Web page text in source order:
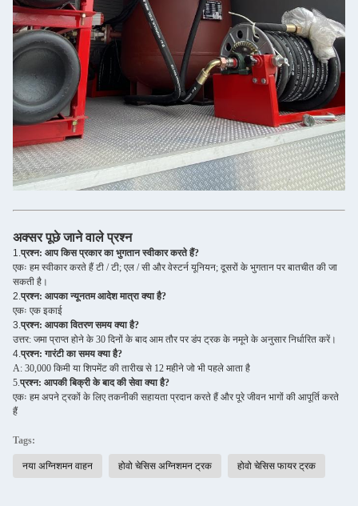
अक्सर पूछे जाने वाले प्रश्न
1. प्रश्न: आप किस प्रकार का भुगतान स्वीकार करते हैं?
एकः हम स्वीकार करते हैं टी / टी; एल / सी और वेस्टर्न यूनियन; दूसरों के भुगतान पर बातचीत की जा
सकती है।
2. प्रश्न: आपका न्यूनतम आदेश मात्रा क्या है?
एकः एक इकाई
3. प्रश्न: आपका वितरण समय क्या है?
उत्तर: जमा प्राप्त होने के 30 दिनों के बाद आम तौर पर डंप ट्रक के नमूने के अनुसार निर्धारित करें।
4. प्रश्न: गारंटी का समय क्या है?
A: 30,000 किमी या शिपमेंट की तारीख से 12 महीने जो भी पहले आता है
5. प्रश्न: आपकी बिक्री के बाद की सेवा क्या है?
एकः हम अपने ट्रकों के लिए तकनीकी सहायता प्रदान करते हैं और पूरे जीवन भागों की आपूर्ति करते
हैं
Tags:
नया अग्निशमन वाहन होवो चेसिस अग्निशमन ट्रक होवो चेसिस फायर ट्रक